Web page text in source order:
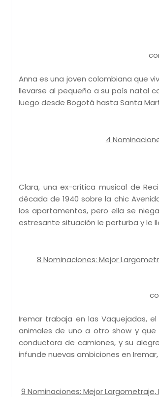
Anna es una joven colombiana que
llevarse al pequeño a su país natal
luego desde Bogotá hasta Santa
4
Clara, una ex-crítica musical de
década de 1940 sobre la chic
los apartamentos, pero ella se
estresante situación le perturba y le
8 Nominaciones: Mejor
Iremar trabaja en las Vaquejadas,
animales de uno a otro show y que
conductora de camiones, y su
infunde nuevas ambiciones en
9 Nominaciones: Mejor Largometraje,